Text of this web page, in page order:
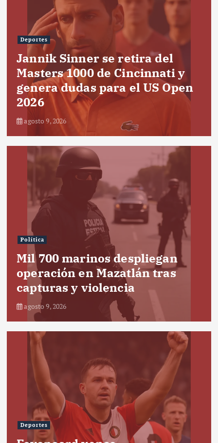
Deportes
Jannik Sinner se retira del
Masters 1000 de Cincinnati y
genera dudas para el US Open
2026
agosto 9, 2026
Política
Mil 700 marinos despliegan
operación en Mazatlán tras
capturas y violencia
agosto 9, 2026
Deportes